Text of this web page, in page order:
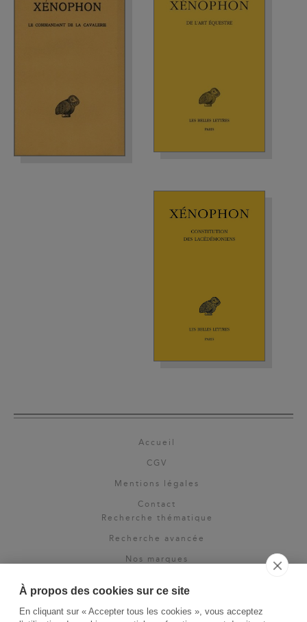
À propos des cookies sur ce site
En cliquant sur « Accepter tous les cookies », vous acceptez
Accueil
CGV
Mentions légales
Contact
Recherche thématique
Recherche avancée
Nos marques
Espace pro
Newsletter